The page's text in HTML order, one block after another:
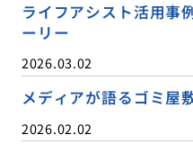
ライフアシスト活用事
ーリー
2026.03.02
メディアが語るゴミ屋
2026.02.02